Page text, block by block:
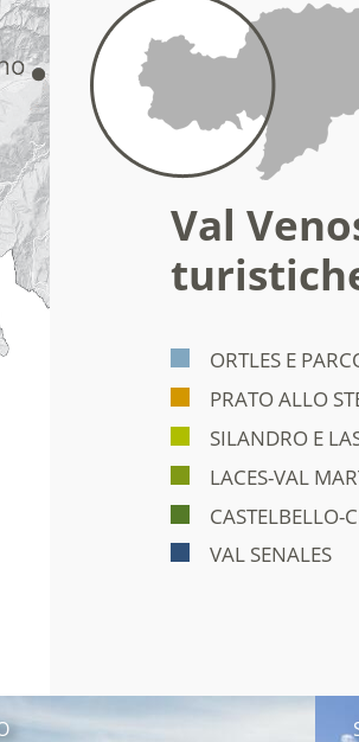
Val
ORTLES E
PRATO ALLO
SILANDRO E
LACES-VAL
CASTELBELLO-
VAL SENALES